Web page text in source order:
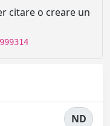
citare o creare un
ND